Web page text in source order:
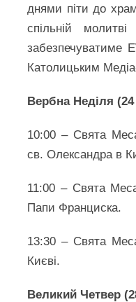
днями піти до
спільній
забезпечуватиме
Католицьким
Вербна Неділя
10:00 – Свята
св. Олександра в
11:00 – Свята
Папи Франциска.
13:30 – Свята
Києві.
Великий Четвер